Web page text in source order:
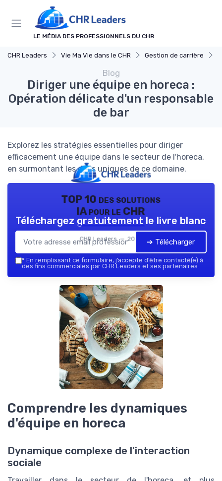
LE MÉDIA DES PROFESSIONNELS DU CHR
CHR Leaders Vie Ma Vie dans le CHR Gestion de carrière
Blog
Diriger une équipe en horeca :
Opération délicate d'un responsable
de bar
Explorez les stratégies essentielles pour diriger
efficacement une équipe dans le secteur de l'horeca,
en surmontant les défis uniques de ce domaine.
TOP 10 des solutions
IA pour le CHR
CHR Leaders — 2026
Téléchargez gratuitement le livre blanc
➔ Télécharger
* En remplissant ce formulaire, j’accepte d’être contacté(e) à
des fins commerciales par CHR Leaders et ses partenaires.
Comprendre les dynamiques
d'équipe en horeca
Dynamique complexe de l'interaction
sociale
Panneau de gestion des cookies